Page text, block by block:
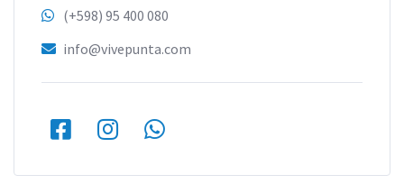
(+598) 95 400 080
info@vivepunta.com